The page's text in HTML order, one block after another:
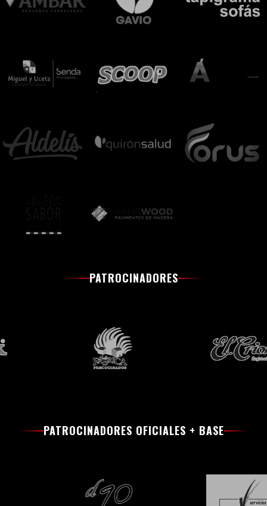
PATROCINADORES
PATROCINADORES OFICIALES + BASE